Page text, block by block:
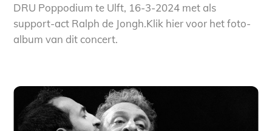
DRU Poppodium te Ulft, 16-3-2024 met als
support-act Ralph de Jongh.Klik hier voor het foto-
album van dit concert.